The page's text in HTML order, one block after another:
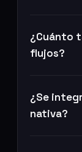
¿Cuánto
flujos?
¿Se
nativa?